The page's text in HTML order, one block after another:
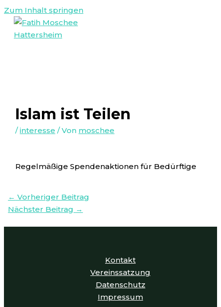
Zum Inhalt springen
Islam ist Teilen
/interesse / Von moschee
Regelmäßige Spendenaktionen für Bedürftige
← Vorheriger Beitrag
Nächster Beitrag →
Kontakt
Vereinssatzung
Datenschutz
Impressum